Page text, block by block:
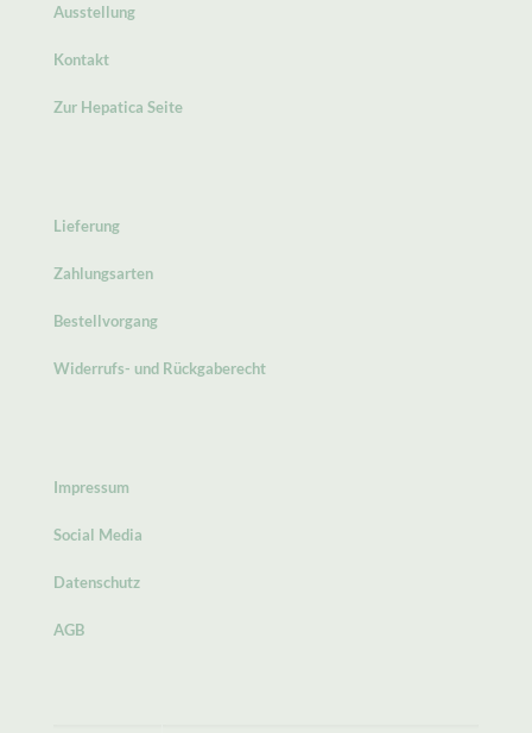
Ausstellung
Kontakt
Zur Hepatica Seite
Lieferung
Zahlungsarten
Bestellvorgang
Widerrufs- und Rückgaberecht
Impressum
Social Media
Datenschutz
AGB